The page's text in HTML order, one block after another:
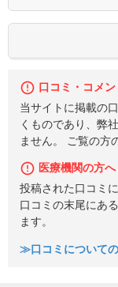
口コミ・コメ
当サイトに掲載の
くものであり、弊
ません。 ご覧の方
医療機関の方へ
投稿された口コミ
口コミの末尾にあ
ます。
≫口コミについての